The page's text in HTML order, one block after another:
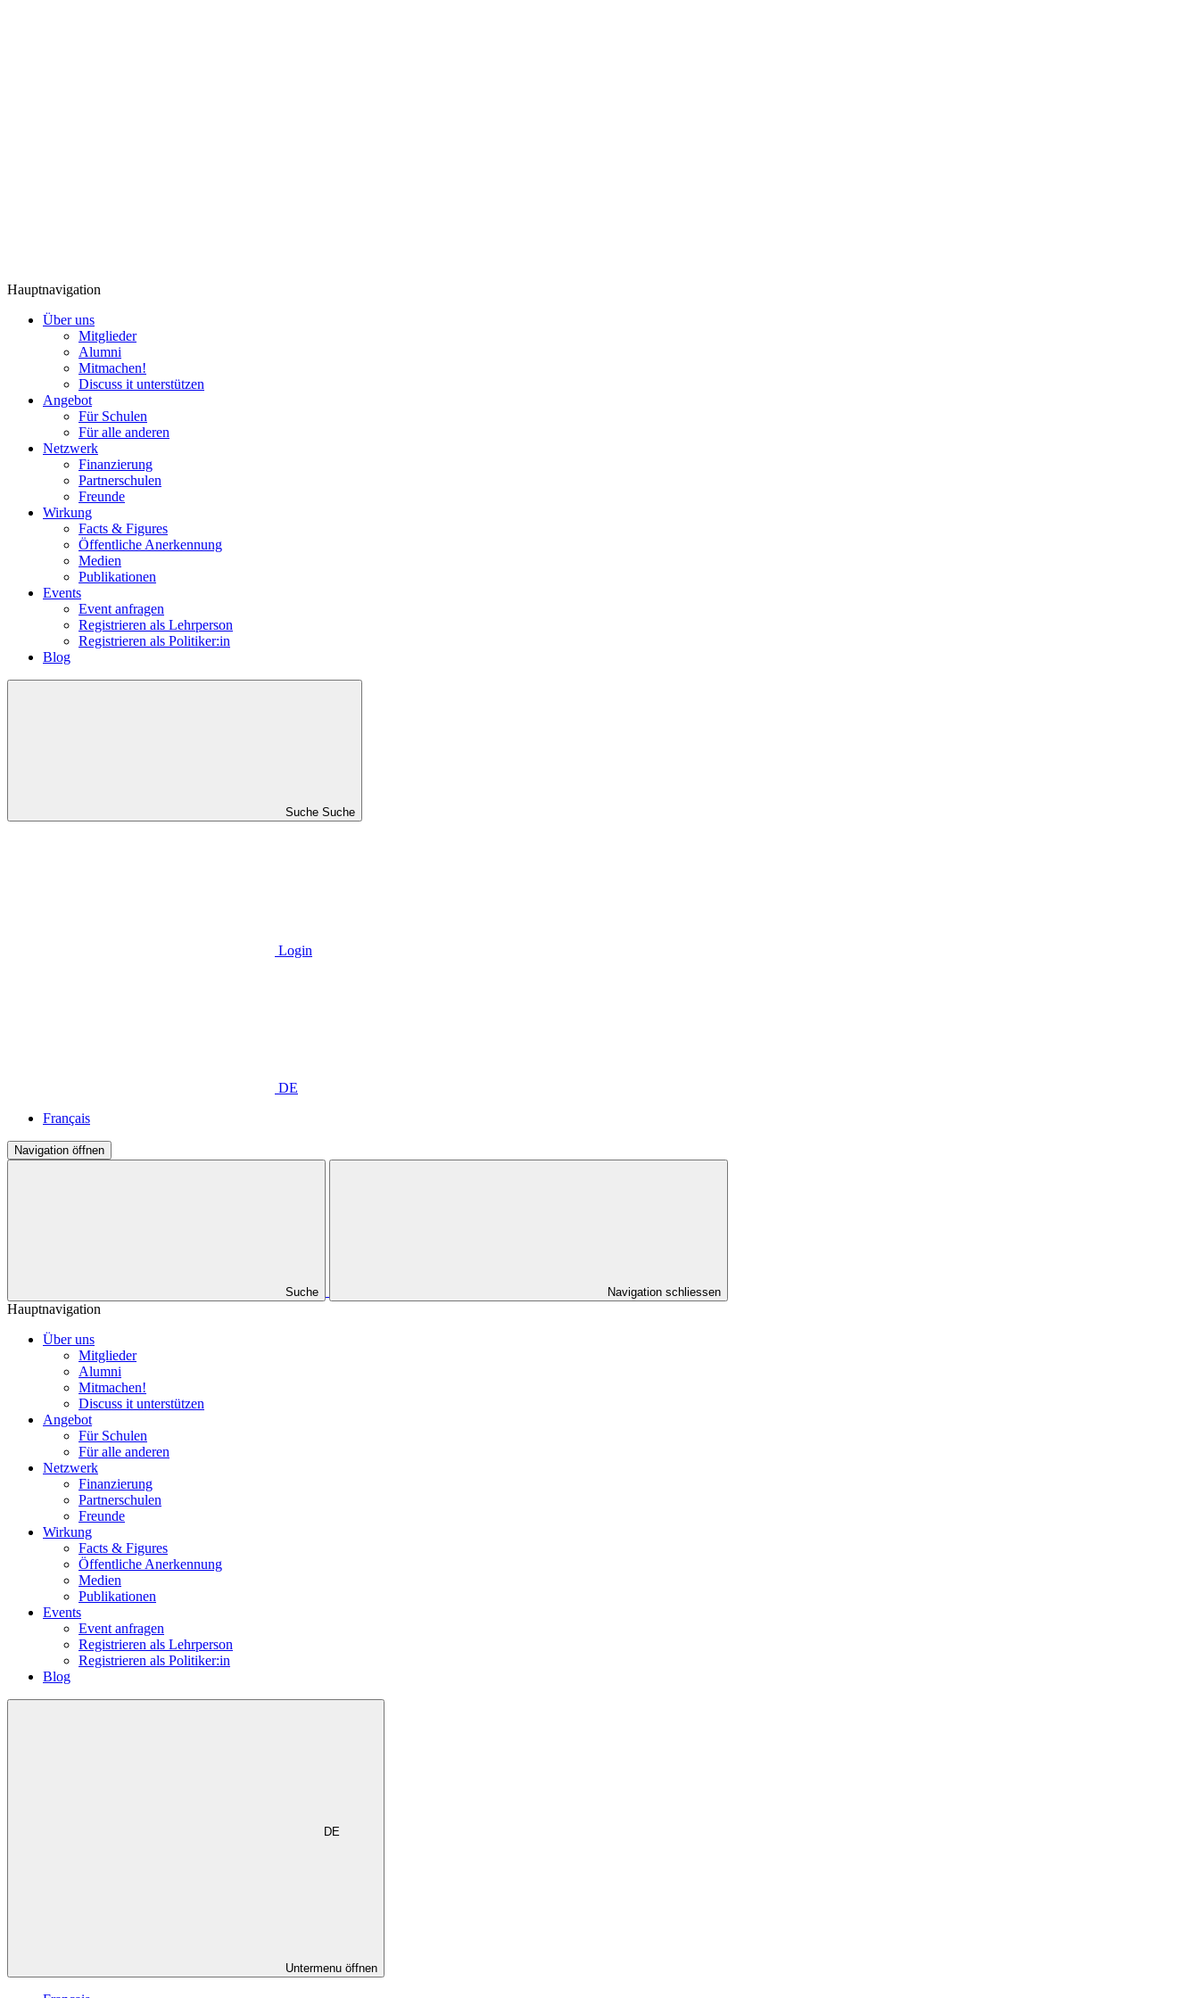
Hauptnavigation
Über uns
Mitglieder
Alumni
Mitmachen!
Discuss it unterstützen
Angebot
Für Schulen
Für alle anderen
Netzwerk
Finanzierung
Partnerschulen
Freunde
Wirkung
Facts & Figures
Öffentliche Anerkennung
Medien
Publikationen
Events
Event anfragen
Registrieren als Lehrperson
Registrieren als Politiker:in
Blog
Suche Suche
Login
DE
Français
Navigation öffnen
Suche Navigation schliessen
Hauptnavigation
Über uns
Mitglieder
Alumni
Mitmachen!
Discuss it unterstützen
Angebot
Für Schulen
Für alle anderen
Netzwerk
Finanzierung
Partnerschulen
Freunde
Wirkung
Facts & Figures
Öffentliche Anerkennung
Medien
Publikationen
Events
Event anfragen
Registrieren als Lehrperson
Registrieren als Politiker:in
Blog
DE
Untermenu öffnen